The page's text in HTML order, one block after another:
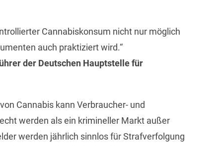
Cannabiskonsum nicht nur möglich
auch praktiziert wird.“
der Deutschen Hauptstelle für
Cannabis kann Verbraucher- und
werden als ein krimineller Markt außer
werden jährlich sinnlos für Strafverfolgung